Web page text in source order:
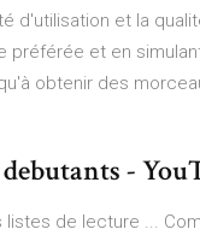
d'utilisation et la
préférée et en
obtenir des
-
de lecture ...